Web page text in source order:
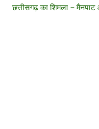
छत्तीसगढ़ का शिमला – मैनपाट